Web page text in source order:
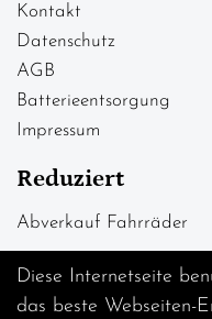
Kontakt
Datenschutz
AGB
Batterieentsorgung
Impressum
Reduziert
Abverkauf Fahrräder
Diese Internetseite
das beste Webseiten-